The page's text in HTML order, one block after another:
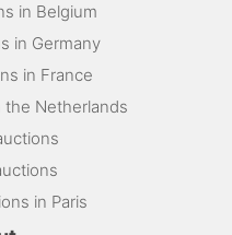
in Belgium
in Germany
in France
the Netherlands
in Paris